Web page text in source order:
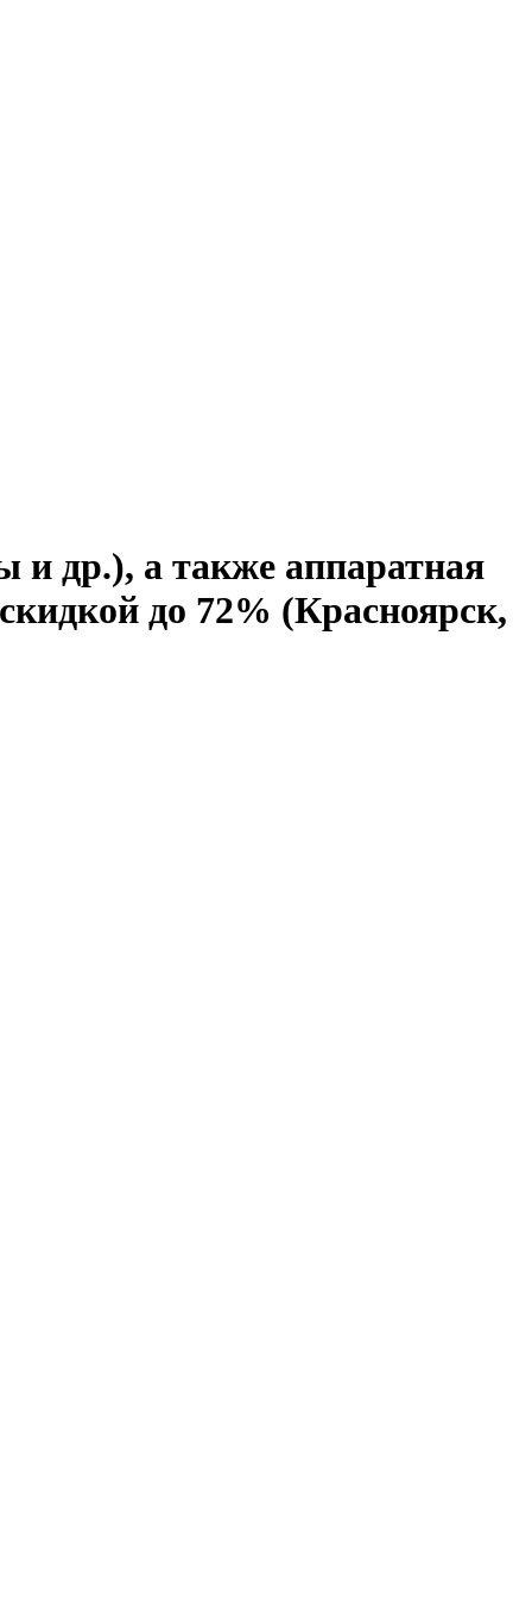
др.), а также аппаратная
до 72% (Красноярск,